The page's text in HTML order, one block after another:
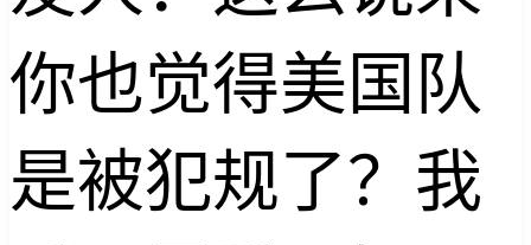
你也觉得美国队
是被犯规了？我